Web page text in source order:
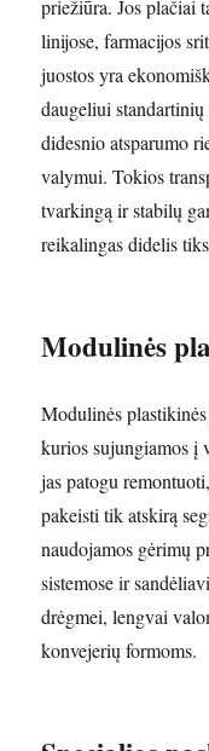
priežiūra. Jos plačiai
linijose, farmacijos
juostos yra
daugeliui
didesnio atsparumo
valymui. Tokios
tvarkingą ir stabilų
reikalingas didelis
Modulinės
Modulinės
kurios sujungiamos į
jas patogu
pakeisti tik atskirą
naudojamos gėrimų
sistemose ir
drėgmei, lengvai
konvejerių formoms.